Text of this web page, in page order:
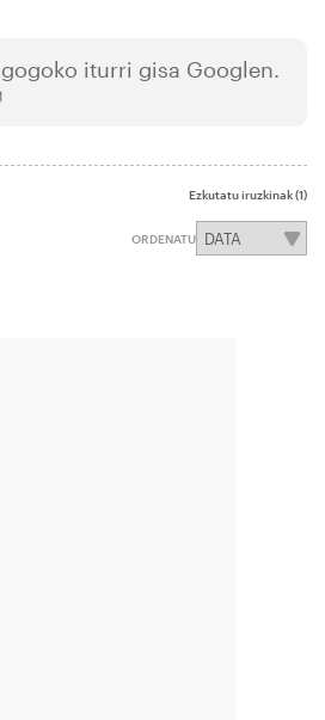
gogoko iturri gisa Googlen.
Ezkutatu iruzkinak(1)
ORDENATU